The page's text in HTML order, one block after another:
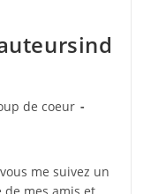
de coeur
me suivez un